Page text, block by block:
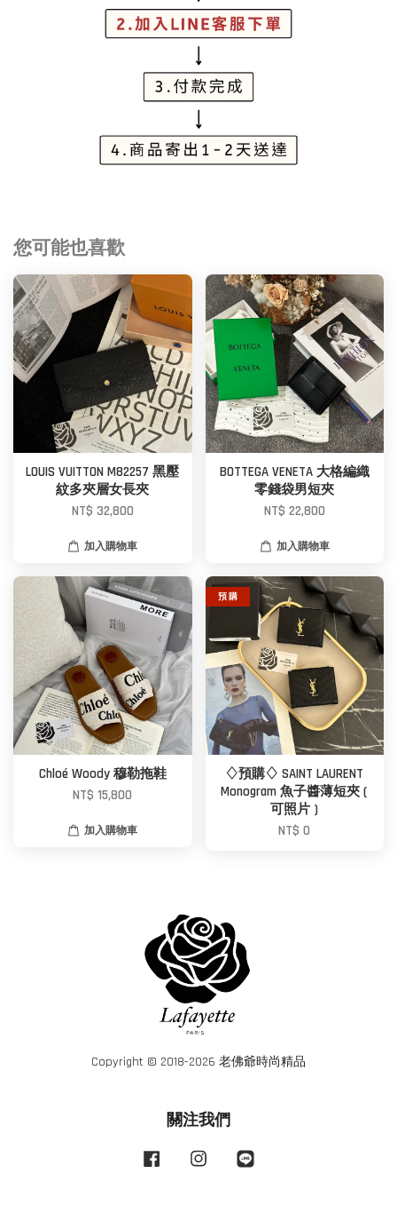
您可能也喜歡
LOUIS VUITTON M82257 黑壓
紋多夾層女長夾
NT$ 32,800
加入購物車
BOTTEGA VENETA 大格編織
零錢袋男短夾
NT$ 22,800
加入購物車
Chloé Woody 穆勒拖鞋
NT$ 15,800
加入購物車
預 購
♢預購♢ SAINT LAURENT
Monogram 魚子醬薄短夾 (
可照片 )
NT$ 0
Copyright © 2018-2026 老佛爺時尚精品
關注我們
Facebook Instagram